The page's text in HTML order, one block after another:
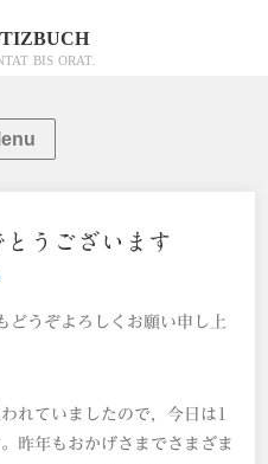
BIS ORAT.
うございます
どうぞよろしくお願い申し上
れていましたので，今日は1
昨年もおかげさまでさまざま